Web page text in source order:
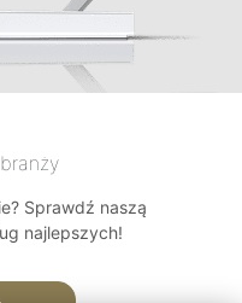
Sprawdź naszą
najlepszych!